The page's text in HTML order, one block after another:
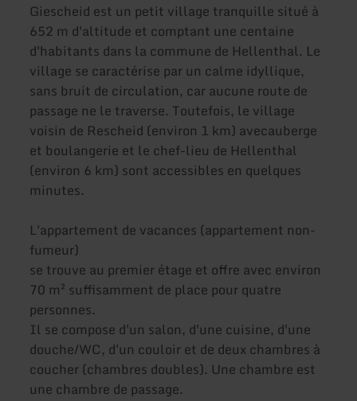
Giescheid est un petit village tranquille situé à
652 m d'altitude et comptant une centaine
d'habitants dans la commune de Hellenthal. Le
village se caractérise par un calme idyllique,
sans bruit de circulation, car aucune route de
passage ne le traverse. Toutefois, le village
voisin de Rescheid (environ 1 km) avecauberge
et boulangerie et le chef-lieu de Hellenthal
(environ 6 km) sont accessibles en quelques
minutes.
L'appartement de vacances (appartement non-
fumeur)
se trouve au premier étage et offre avec environ
70 m² suffisamment de place pour quatre
personnes.
Il se compose d'un salon, d'une cuisine, d'une
douche/WC, d'un couloir et de deux chambres à
coucher (chambres doubles). Une chambre est
une chambre de passage.